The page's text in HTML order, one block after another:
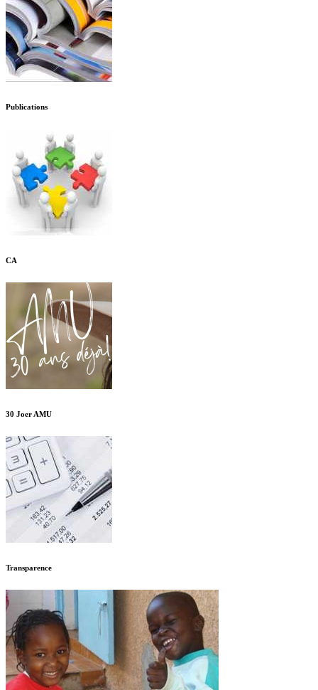
Publications
CA
30 Joer AMU
Transparence